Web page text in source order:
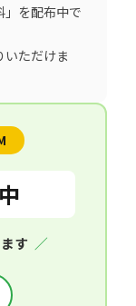
」を配布中で
いただけま
す ／